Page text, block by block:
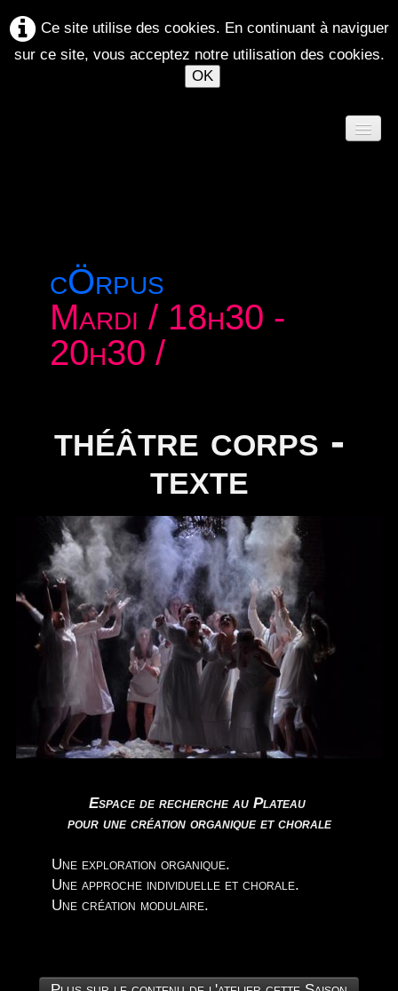
Ce site utilise des cookies. En continuant à naviguer
sur ce site, vous acceptez notre utilisation des cookies.
OK
LE MAELSTRÖM
cÖrpus
Mardi / 18h30 -
20h30 /
théâtre corps -
texte
Espace de recherche au Plateau
pour une création organique et chorale
Une exploration organique.
Une approche individuelle et chorale.
Une création modulaire.